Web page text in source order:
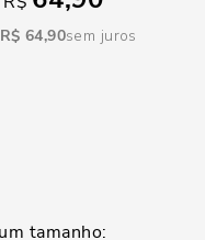
R$ 64,90sem juros